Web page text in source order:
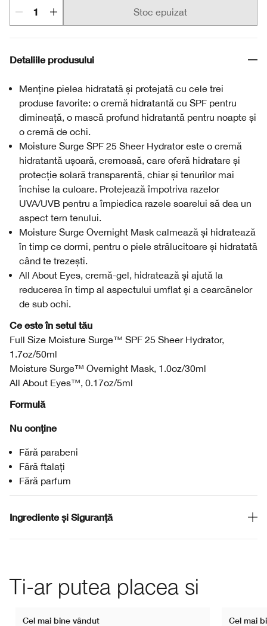
Stoc epuizat
Detaliile produsului
Menține pielea hidratată și protejată cu cele trei
produse favorite: o cremă hidratantă cu SPF pentru
dimineață, o mască profund hidratantă pentru noapte și
o cremă de ochi.
Moisture Surge SPF 25 Sheer Hydrator este o cremă
hidratantă ușoară, cremoasă, care oferă hidratare și
protecție solară transparentă, chiar și tenurilor mai
închise la culoare. Protejează împotriva razelor
UVA/UVB pentru a împiedica razele soarelui să dea un
aspect tern tenului.
Moisture Surge Overnight Mask calmează și hidratează
în timp ce dormi, pentru o piele strălucitoare și hidratată
când te trezești.
All About Eyes, cremă-gel, hidratează și ajută la
reducerea în timp al aspectului umflat și a cearcănelor
de sub ochi.
Ce este în setul tău
Full Size Moisture Surge™ SPF 25 Sheer Hydrator,
1.7oz/50ml
Moisture Surge™ Overnight Mask, 1.0oz/30ml
All About Eyes™, 0.17oz/5ml
Formulă
Nu conține
Fără parabeni
Fără ftalați
Fără parfum
Ingrediente și Siguranță
Ti-ar putea placea si
Cel mai bine vândut Cel mai